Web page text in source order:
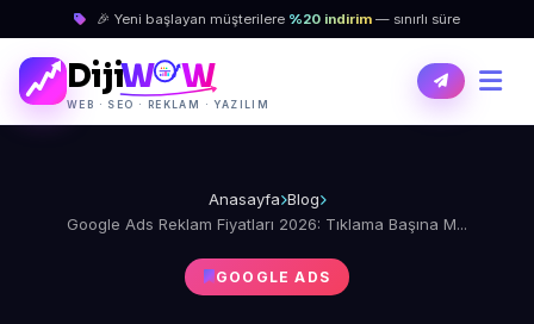
🎉 Yeni başlayan müşterilere %20 indirim — sınırlı süre
DijiW W
WEB · SEO · REKLAM · YAZILIM
Anasayfa Blog
Google Ads Reklam Fiyatları 2026: Tıklama Başına M...
GOOGLE ADS